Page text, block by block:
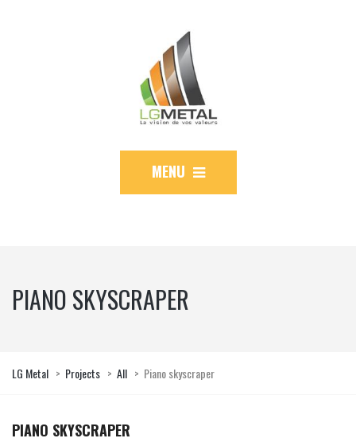
MENU
PIANO SKYSCRAPER
LG Metal > Projects > All > Piano skyscraper
PIANO SKYSCRAPER